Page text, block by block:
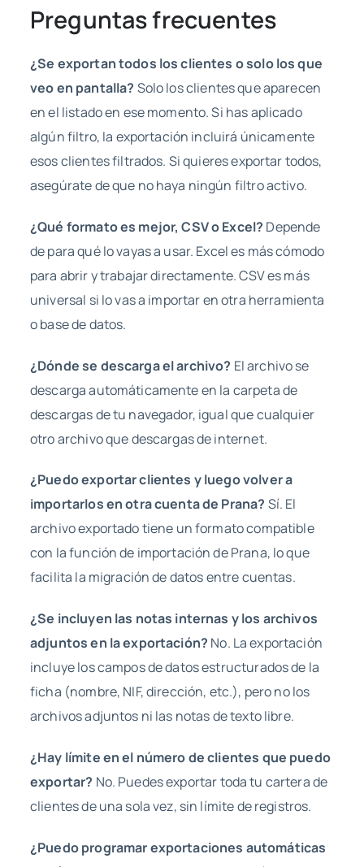
Preguntas frecuentes
¿Se exportan todos los clientes o solo los que
veo en pantalla? Solo los clientes que aparecen
en el listado en ese momento. Si has aplicado
algún filtro, la exportación incluirá únicamente
esos clientes filtrados. Si quieres exportar todos,
asegúrate de que no haya ningún filtro activo.
¿Qué formato es mejor, CSV o Excel? Depende
de para qué lo vayas a usar. Excel es más cómodo
para abrir y trabajar directamente. CSV es más
universal si lo vas a importar en otra herramienta
o base de datos.
¿Dónde se descarga el archivo? El archivo se
descarga automáticamente en la carpeta de
descargas de tu navegador, igual que cualquier
otro archivo que descargas de internet.
¿Puedo exportar clientes y luego volver a
importarlos en otra cuenta de Prana? Sí. El
archivo exportado tiene un formato compatible
con la función de importación de Prana, lo que
facilita la migración de datos entre cuentas.
¿Se incluyen las notas internas y los archivos
adjuntos en la exportación? No. La exportación
incluye los campos de datos estructurados de la
ficha (nombre, NIF, dirección, etc.), pero no los
archivos adjuntos ni las notas de texto libre.
¿Hay límite en el número de clientes que puedo
exportar? No. Puedes exportar toda tu cartera de
clientes de una sola vez, sin límite de registros.
¿Puedo programar exportaciones automáticas